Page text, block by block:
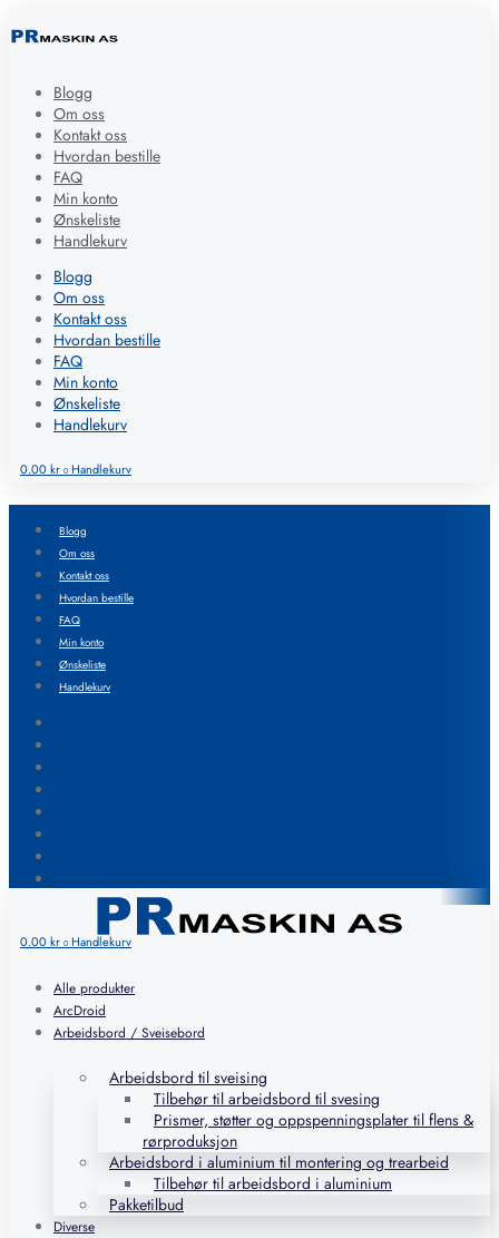
Blogg
Om oss
Kontakt oss
Hvordan bestille
FAQ
Min konto
Ønskeliste
Handlekurv
Blogg
Om oss
Kontakt oss
Hvordan bestille
FAQ
Min konto
Ønskeliste
Handlekurv
0.00kr 0 Handlekurv
Blogg
Om oss
Kontakt oss
Hvordan bestille
FAQ
Min konto
Ønskeliste
Handlekurv
0.00kr 0 Handlekurv
Alle produkter
ArcDroid
Arbeidsbord / Sveisebord
Arbeidsbord til sveising
Tilbehør til arbeidsbord til svesing
Prismer, støtter og oppspenningsplater til flens &
rørproduksjon
Arbeidsbord i aluminium til montering og trearbeid
Tilbehør til arbeidsbord i aluminium
Pakketilbud
Diverse